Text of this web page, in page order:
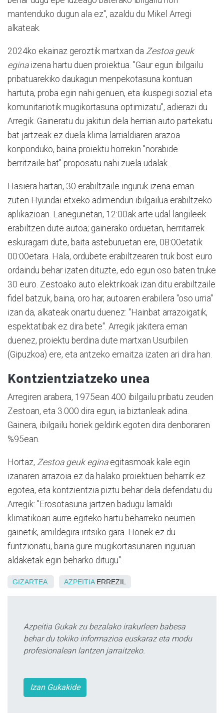
mantenduko dugun ala ez", azaldu du Mikel Arregi
alkateak.
2024ko ekainaz geroztik martxan da Zestoa geuk
eginaizena hartu duen proiektua. "Gaur egun ibilgailu
pribatuarekiko daukagun menpekotasuna kontuan
hartuta, proba egin nahi genuen, eta ikuspegi sozial eta
komunitariotik mugikortasuna optimizatu", adierazi du
Arregik. Gaineratu du jakitun dela herrian auto partekatu
bat jartzeak ez duela klima larrialdiaren arazoa
konponduko, baina proiektu horrekin "norabide
berritzaile bat" proposatu nahi zuela udalak.
Hasiera hartan, 30 erabiltzaile inguruk izena eman
zuten Hyundai etxeko adimendun ibilgailua erabiltzeko
aplikazioan. Lanegunetan, 12:00ak arte udal langileek
erabiltzen dute autoa; gainerako orduetan, herritarrek
eskuragarri dute, baita asteburuetan ere, 08:00etatik
00:00etara. Hala, ordubete erabiltzearen truk bost euro
ordaindu behar izaten dituzte, edo egun oso baten truke
30 euro. Zestoako auto elektrikoak izan ditu erabiltzaile
fidel batzuk, baina, oro har, autoaren erabilera "oso urria"
izan da, alkateak onartu duenez: "Hainbat arrazoigatik,
espektatibak ez dira bete". Arregik jakitera eman
duenez, proiektu berdina dute martxan Usurbilen
(Gipuzkoa) ere, eta antzeko emaitza izaten ari dira han.
Kontzientziatzeko unea
Arregiren arabera, 1975ean 400 ibilgailu pribatu zeuden
Zestoan, eta 3.000 dira egun, ia biztanleak adina.
Gainera, ibilgailu horiek geldirik egoten dira denboraren
%95ean.
Hortaz, Zestoa geuk egina egitasmoak kale egin
izanaren arrazoia ez da halako proiektuen beharrik ez
egotea, eta kontzientzia piztu behar dela defendatu du
Arregik: "Erosotasuna jartzen badugu larrialdi
klimatikoari aurre egiteko hartu beharreko neurrien
gainetik, amildegira iritsiko gara. Honek ez du
funtzionatu, baina gure mugikortasunaren inguruan
aldaketak egin beharko ditugu".
GIZARTEA AZPEITIAERREZIL
Azpeitia Gukak zu bezalako irakurleen babesa
behar du tokiko informazioa euskaraz eta modu
profesionalean lantzen jarraitzeko.
Izan Gukakide